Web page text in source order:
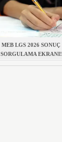
MEB LGS 2026 SONUÇ
SORGULAMA EKRANI!